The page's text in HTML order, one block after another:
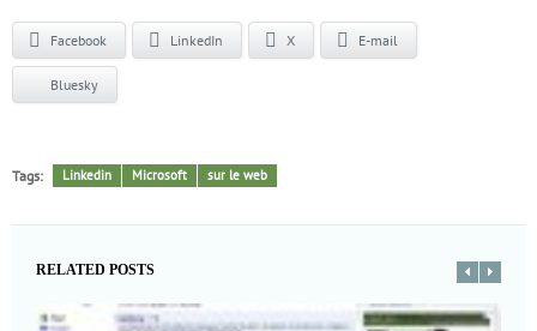
Facebook LinkedIn X E-mail
Bluesky
Tags: Linkedin Microsoft sur le web
RELATED POSTS